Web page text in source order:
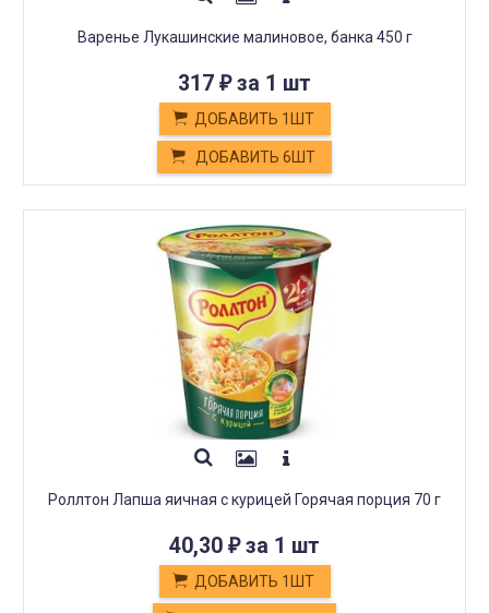
Варенье Лукашинские малиновое, банка 450 г
317 ₽за 1 шт
ДОБАВИТЬ 1ШТ
ДОБАВИТЬ 6ШТ
Роллтон Лапша яичная с курицей Горячая порция 70 г
40,30 ₽за 1 шт
ДОБАВИТЬ 1ШТ